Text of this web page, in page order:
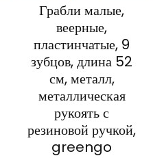
Грабли малые,
веерные,
пластинчатые, 9
зубцов, длина 52
см, металл,
металлическая
рукоять с
резиновой ручкой,
greengo